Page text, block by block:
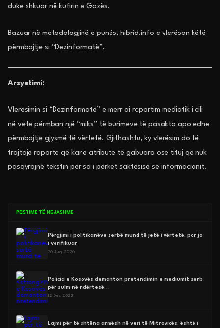
duke shkuar në kufirin e Gazës.
Bazuar në metodologjinë e punës, hibrid.info e vlerëson këtë
përmbajtje si “Dezinformatë”.
Arsyetimi:
Vlerësimin si “Dezinformatë” e merr ai raportim mediatik i cili
në vete përmban një “miks” të burimeve të pasakta apo edhe
përmbajtje gjysmë të vërtetë. Gjithashtu, ky vlerësim do të
trajtojë raporte që kanë atribute të gabuara ose tituj që nuk
pasqyrojnë tekstin për sa i përket saktësisë së informacionit.
POSTIME TË NGJASHME
Përgjimi i politikanëve serbë mund të jetë i vërtetë, por jo
i verifikuar
30 Aug 2020
Policia e Kosovës demanton pretendimin e mediumit serb
për sulm në ndërtesë…
12 Dec 2022
Lajmi për të shtëna armësh në veri të Mitrovicës, është i